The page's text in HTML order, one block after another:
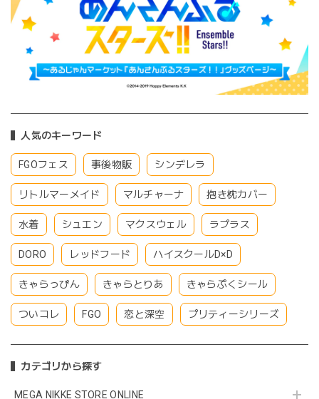
人気のキーワード
FGOフェス 事後物販 シンデレラ
リトルマーメイド マルチャーナ 抱き枕カバー
水着 シュエン マクスウェル ラプラス
DORO レッドフード ハイスクールD×D
きゃらっぴん きゃらとりあ きゃらぷくシール
ついコレ FGO 恋と深空 プリティーシリーズ
カテゴリから探す
MEGA NIKKE STORE ONLINE